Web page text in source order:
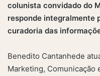
colunista convidado do
responde integralmente
curadoria das
Benedito Cantanhede
Marketing, Comunicação